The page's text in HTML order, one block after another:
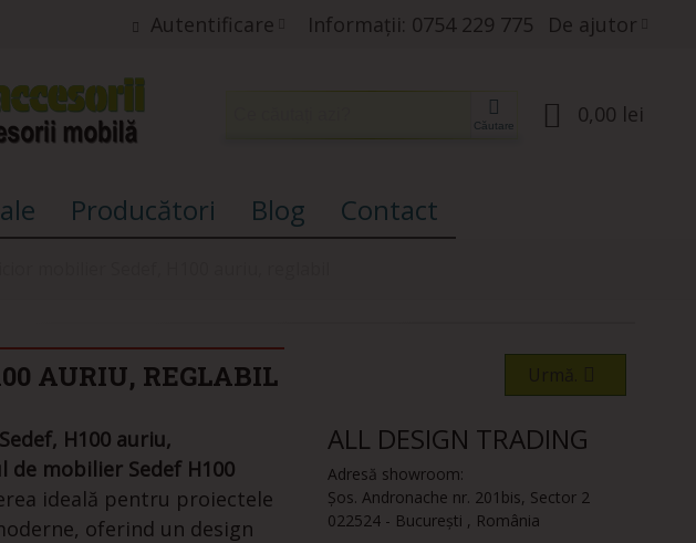
Autentificare Informații: 0754 229 775 De ajutor
Căutare 0,00 lei
Producători Blog Contact
AURIU, REGLABIL
H100 auriu,
de mobilier Sedef H100
ideală pentru proiectele
oferind un design
ALL DESIGN TRADING
Adresă showroom:
Șos. Andronache nr. 201bis, Sector 2
022524- București , România